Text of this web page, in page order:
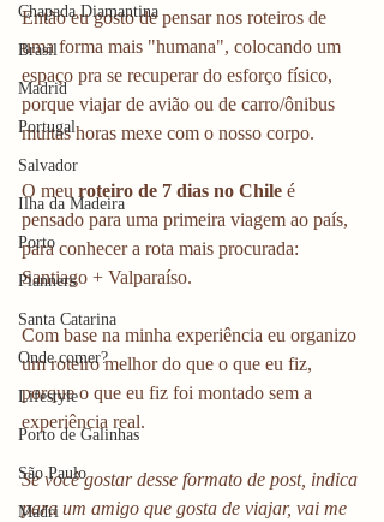
Chapada Diamantina
Brasil
Madrid
Portugal
Salvador
Ilha da Madeira
Porto
Planners
Santa Catarina
Onde comer?
Lifestyle
Porto de Galinhas
São Paulo
Madri
Então eu gosto de pensar nos roteiros de
uma forma mais "humana", colocando um
espaço pra se recuperar do esforço físico,
porque viajar de avião ou de carro/ônibus
muitas horas mexe com o nosso corpo.
O meu roteiro de 7 dias no Chile é
pensado para uma primeira viagem ao país,
para conhecer a rota mais procurada:
Santiago + Valparaíso.
Com base na minha experiência eu organizo
um roteiro melhor do que o que eu fiz,
porque o que eu fiz foi montado sem a
experiência real.
Se você gostar desse formato de post, indica
para um amigo que gosta de viajar, vai me